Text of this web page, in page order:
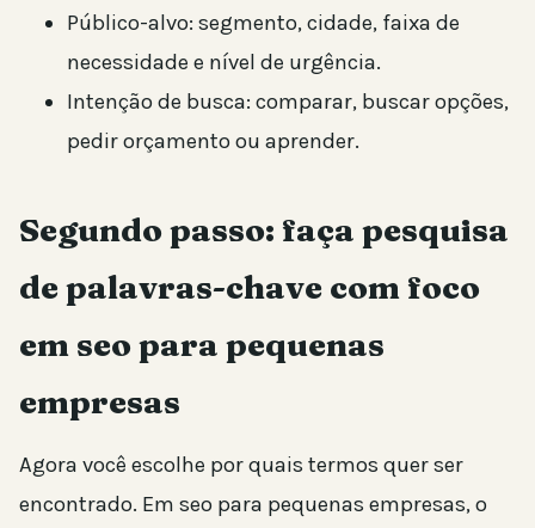
Público-alvo: segmento, cidade, faixa de
necessidade e nível de urgência.
Intenção de busca: comparar, buscar opções,
pedir orçamento ou aprender.
Segundo passo: faça pesquisa
de palavras-chave com foco
em seo para pequenas
empresas
Agora você escolhe por quais termos quer ser
encontrado. Em seo para pequenas empresas, o